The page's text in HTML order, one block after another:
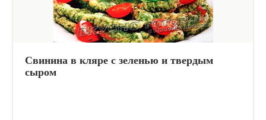
Свинина в кляре с зеленью и твердым
сыром